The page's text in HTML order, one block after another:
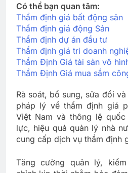
Có thể bạn quan tâm:
Thẩm định giá bất động sản
Thẩm định giá động Sản
Thẩm định dự án đầu tư
Thẩm định giá tri doanh
Thẩm Định Giá tài sản vô
Thẩm Định Giá mua sắm
Rà soát, bổ sung, sửa đổi
pháp lý về thẩm định giá
Việt Nam và thông lệ
lực, hiệu quả quản lý nhà
cung cấp dịch vụ thẩm định
Tăng cường quản lý,